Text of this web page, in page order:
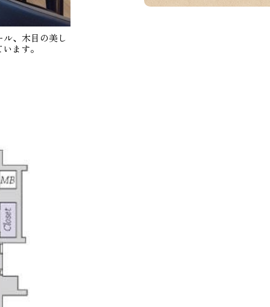
、木目の美し
ます。